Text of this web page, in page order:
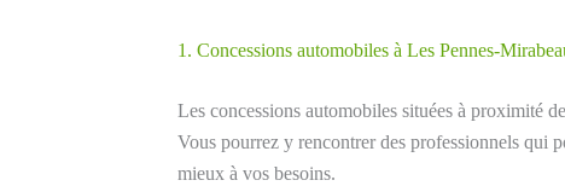
1. Concessions automobiles à Les Pennes-
Les concessions automobiles situées à proximité
Vous pourrez y rencontrer des professionnels qui
mieux à vos besoins.